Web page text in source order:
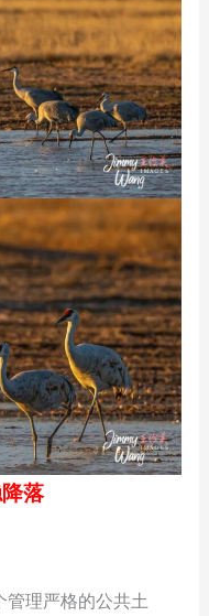
落
管理严格的公共土